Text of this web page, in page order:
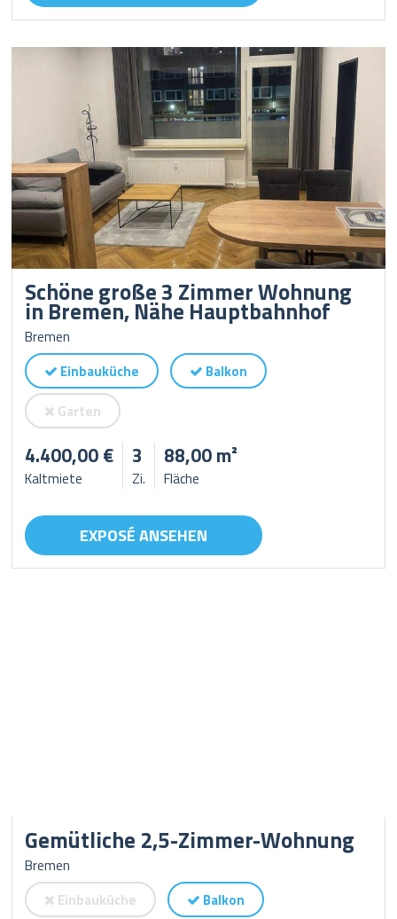
Schöne große 3 Zimmer Wohnung
in Bremen, Nähe Hauptbahnhof
Bremen
Einbauküche
Balkon
Garten
4.400,00 €
Kaltmiete
3
Zi.
88,00 m²
Fläche
EXPOSÉ ANSEHEN
Gemütliche 2,5-Zimmer-Wohnung
Bremen
Einbauküche
Balkon